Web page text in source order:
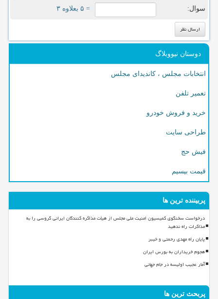
سوال: = ۵ بعلاوه ۳
دوستان نیووبلاگ
انتخابات مجلس ، کاندیدای مجلس
تعمیر تلفن
خرید و فروش خودرو
طراحی سایت
فیش حج
قیمت بیسیم
پربیننده ترین ها
درخواست سخنگوی کمیسیون امنیت ملی مجلس از هیأت مذاکره کنندگان ایرانی گروسی را به
مذاکرات راه ندهید
پایان راه مهدی رحمتی و خیبر
هجوم خریداران به بورس ایران
آمار عجیب اولیسه در جام جهانی
پربحث ترین ها